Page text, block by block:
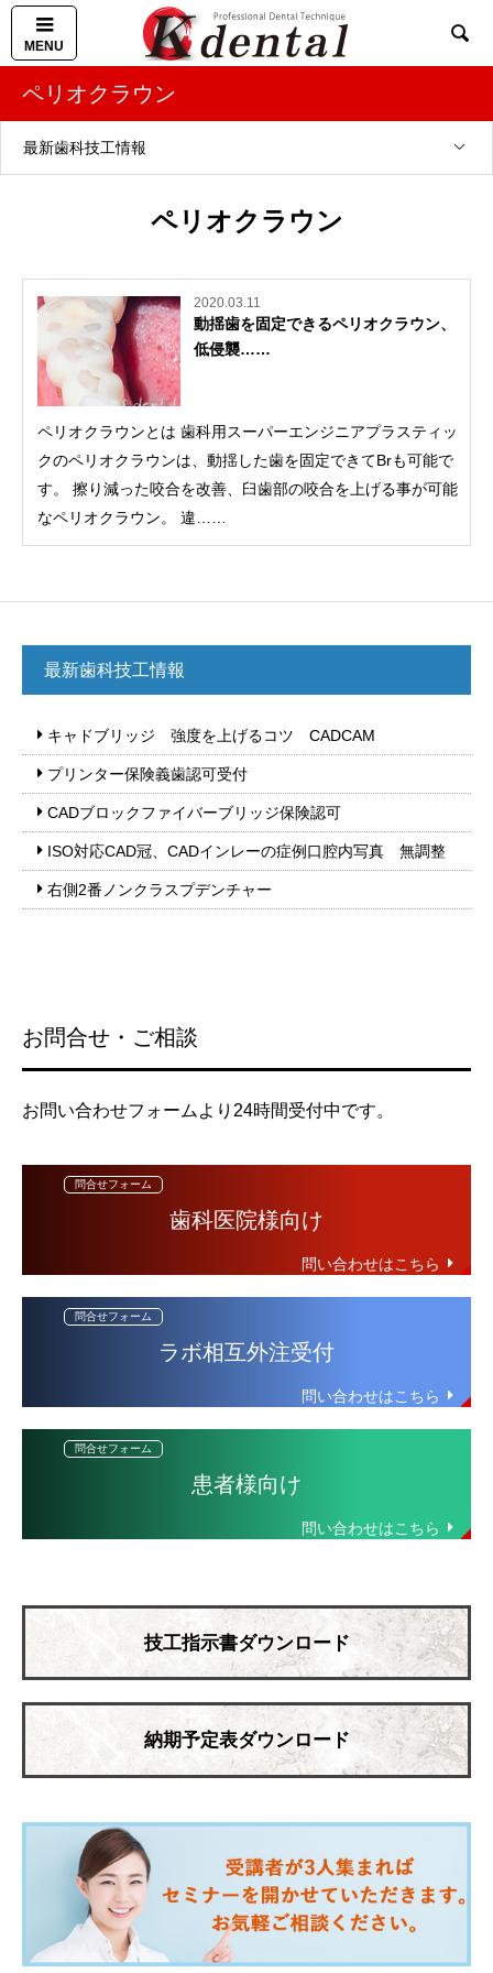

ペリオクラウン
最新歯科技工情報
ペリオクラウン
2020.03.11
動揺歯を固定できるペリオクラウン、
低侵襲……
ペリオクラウンとは 歯科用スーパーエンジニアプラスティッ
クのペリオクラウンは、動揺した歯を固定できてBrも可能で
す。 擦り減った咬合を改善、臼歯部の咬合を上げる事が可能
なペリオクラウン。 違……
最新歯科技工情報
キャドブリッジ 強度を上げるコツ CADCAM
プリンター保険義歯認可受付
CADブロックファイバーブリッジ保険認可
ISO対応CAD冠、CADインレーの症例口腔内写真 無調整
右側2番ノンクラスプデンチャー
お問合せ・ご相談
お問い合わせフォームより24時間受付中です。
歯科医院様向け
ラボ相互外注受付
患者様向け
技工指示書ダウンロード
納期予定表ダウンロード